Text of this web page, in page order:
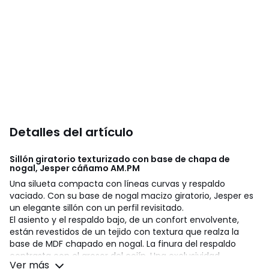
Detalles del artículo
Sillón giratorio texturizado con base de chapa de
nogal, Jesper cáñamo AM.PM
Una silueta compacta con líneas curvas y respaldo
vaciado. Con su base de nogal macizo giratorio, Jesper es
un elegante sillón con un perfil revisitado.
El asiento y el respaldo bajo, de un confort envolvente,
están revestidos de un tejido con textura que realza la
base de MDF chapado en nogal. La finura del respaldo
contrasta con el grosor del cojín. Una exclusividad
Ver más